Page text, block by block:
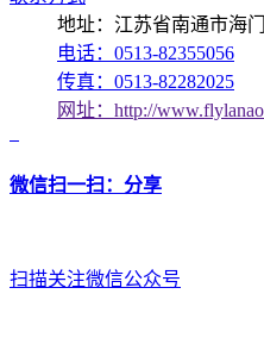
地址：江苏省南通市海
电话：0513-82355056
传真：0513-82282025
网址：http://
微信扫一扫：分享
扫描关注微信公众号